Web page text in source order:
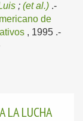
; (et al.) .-
de
, 1995 .-
LA LUCHA